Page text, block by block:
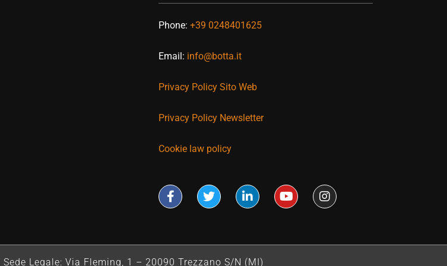
Phone: +39 0248401625
Email: info@botta.it
Privacy Policy Sito Web
Privacy Policy Newsletter
Cookie law policy
Sede Legale: Via Fleming, 1 – 20090 Trezzano S/N (MI)